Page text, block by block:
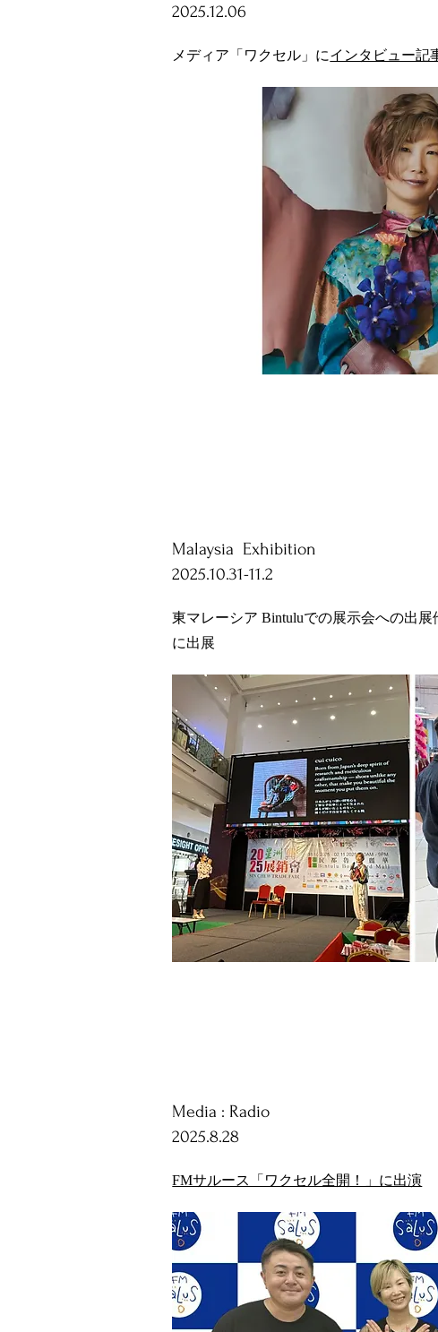
2025.12.06
メディア「ワクセル」にインタビュー記
Malaysia Exhibition
2025.10.31-11.2
東マレーシア Bintuluでの展示会への出
に出展
Media : Radio
2025.8.28
FMサルース「ワクセル全開！」に出演